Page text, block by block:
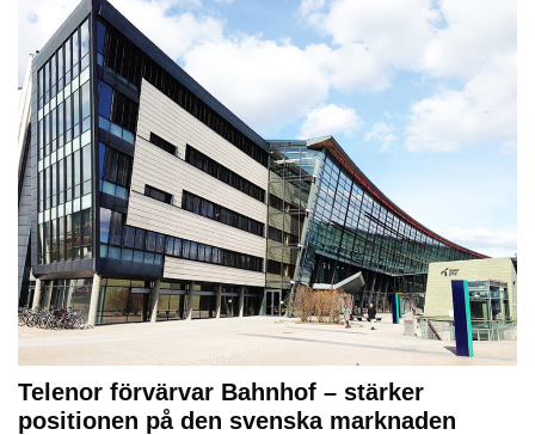
Telenor förvärvar Bahnhof – stärker
positionen på den svenska marknaden